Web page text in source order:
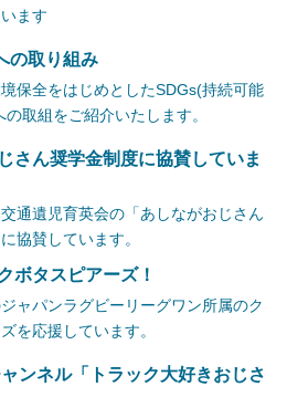
ます
の取り組み
保全をはじめとしたSDGs(持続可能
取組をご紹介いたします。
さん奨学金制度に協賛していま
通遺児育英会の「あしながおじさん
協賛しています。
ボタスピアーズ！
ャパンラグビーリーグワン所属のク
を応援しています。
ンネル「トラック大好きおじさ